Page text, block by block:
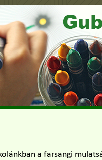
a farsangi